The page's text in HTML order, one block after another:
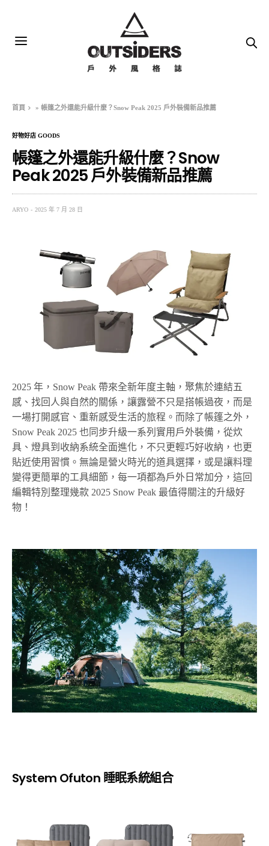
首頁 » 帳篷之外還能升級什麼？Snow Peak 2025 戶外裝備新品推薦
好物好店 GOODS
帳篷之外還能升級什麼？Snow
Peak 2025 戶外裝備新品推薦
ARYO 2025 年 7 月 28 日
2025 年，Snow Peak 帶來全新年度主軸，聚焦於連結五
感、找回人與自然的關係，讓露營不只是搭帳過夜，而是
一場打開感官、重新感受生活的旅程。而除了帳篷之外，
Snow Peak 2025 也同步升級一系列實用戶外裝備，從炊
具、燈具到收納系統全面進化，不只更輕巧好收納，也更
貼近使用習慣。無論是營火時光的道具選擇，或是讓料理
變得更簡單的工具細節，每一項都為戶外日常加分，這回
編輯特別整理幾款 2025 Snow Peak 最值得關注的升級好
物！
System Ofuton 睡眠系統組合